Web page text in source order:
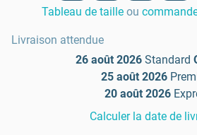
Tableau de taille ou
Livraison attendue
26 août 2026 Standard
25 août 2026
20 août 2026
Calculer la date de